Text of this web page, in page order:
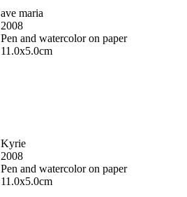
ave maria
2008
Pen and watercolor on paper
11.0x5.0cm
Kyrie
2008
Pen and watercolor on paper
11.0x5.0cm